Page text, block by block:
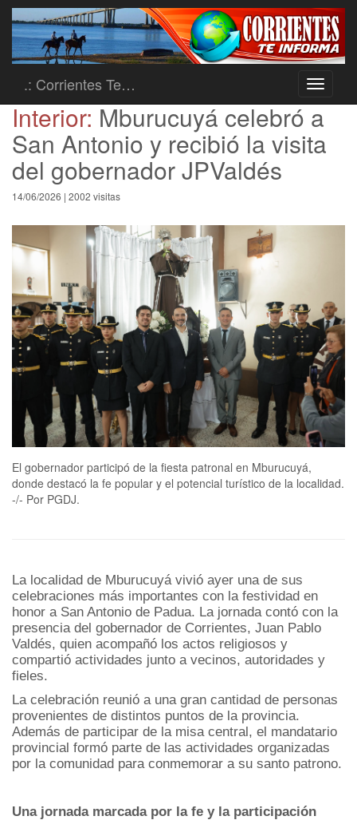
Toggle
.: Corrientes Te…
Interior: Mburucuyá celebró a
San Antonio y recibió la visita
del gobernador JPValdés
14/06/2026 | 2002 visitas
El gobernador participó de la fiesta patronal en Mburucuyá,
donde destacó la fe popular y el potencial turístico de la localidad.
-/- Por PGDJ.
La localidad de Mburucuyá vivió ayer una de sus
celebraciones más importantes con la festividad en
honor a San Antonio de Padua. La jornada contó con la
presencia del gobernador de Corrientes, Juan Pablo
Valdés, quien acompañó los actos religiosos y
compartió actividades junto a vecinos, autoridades y
fieles.
La celebración reunió a una gran cantidad de personas
provenientes de distintos puntos de la provincia.
Además de participar de la misa central, el mandatario
provincial formó parte de las actividades organizadas
por la comunidad para conmemorar a su santo patrono.
Una jornada marcada por la fe y la participación